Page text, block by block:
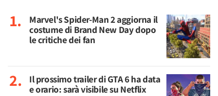
Marvel's Spider-Man 2 aggiorna il
costume di Brand New Day dopo
le critiche dei fan
Il prossimo trailer di GTA 6 ha data
e orario: sarà visibile su Netflix